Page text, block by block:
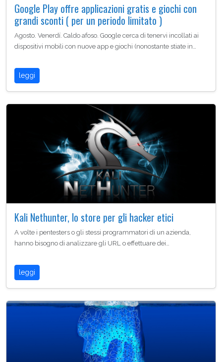
Google Play offre applicazioni gratis e giochi con
grandi sconti ( per un periodo limitato )
Agosto. Venerdí. Caldo afoso. Google cerca di tenervi incollati ai
dispositivi mobili con nuove app e giochi (nonostante stiate in…
leggi
Kali Nethunter, lo store per gli hacker etici
A volte i pentesters o gli stessi programmatori di un azienda,
hanno bisogno di analizzare gli URL o effettuare dei…
leggi